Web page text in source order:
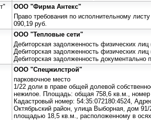
ООО "Фирма Антекс"
Право требования по исполнительному
090,19 руб.
ООО "Тепловые сети"
Дебиторская задолженность физических
Дебиторская задолженность физических
Дебиторская задолженность документально
ООО "Спецжилстрой"
парковочное место
1/22 доли в праве общей долевой
нежилое. Площадь: общая 758,6 кв.м., номер
Кадастровый номер: 54:35:072180:4524,
Октябрьский район, улица Выборная, дом
площадью 18,5 кв.м., расположенному в